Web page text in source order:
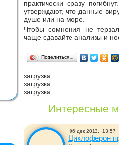
практически сразу
утверждают, что данные
душе или на море.
Чтобы сомнения не
чаще сдавайте анализы и
Поделиться…
загрузка...
загрузка...
загрузка...
Интересные
06 дек 2013, 13:57
Циклоферон